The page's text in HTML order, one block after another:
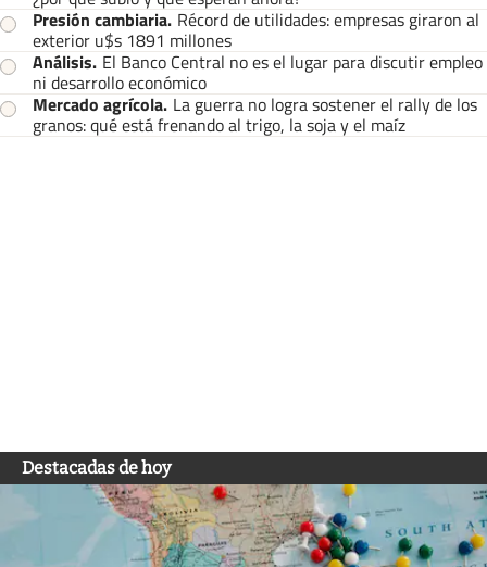
Presión cambiaria. Récord de utilidades: empresas giraron al
exterior u$s 1891 millones
Análisis. El Banco Central no es el lugar para discutir empleo
ni desarrollo económico
Mercado agrícola. La guerra no logra sostener el rally de los
granos: qué está frenando al trigo, la soja y el maíz
Destacadas de hoy